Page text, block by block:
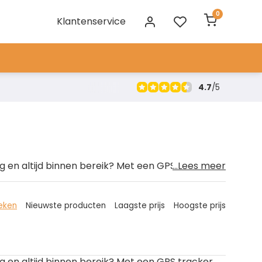
Klantenservice
0
4.7/5
en altijd binnen bereik? Met een GPS tracker
veiligheid en traceerbaarheid van uw motor
Met een eenvoudig te gebruiken
...Lees meer
Nieuwste producten Laagste prijs Hoogste prijs